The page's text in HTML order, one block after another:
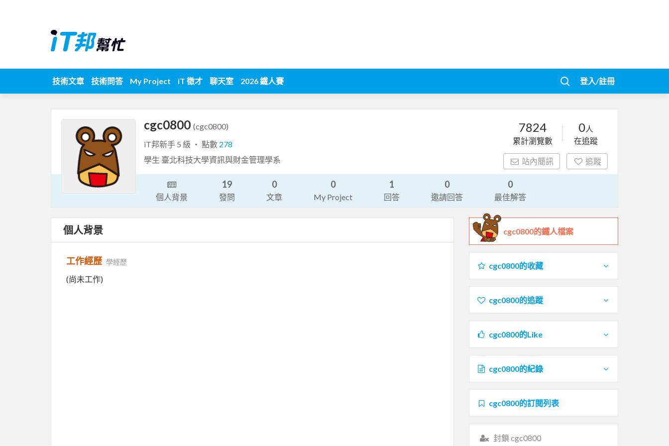
技術文章 技術問答 My Project iT 徵才 聊天室 2026 鐵人賽 登入/註冊
cgc0800 (cgc0800)
iT邦新手 5 級 ‧ 點數 278
學生 臺北科技大學資訊與財金管理學系
7824
累計瀏覽數
0人
在追蹤
站內簡訊 追蹤
個人背景
19
發問
0
文章
0
My Project
1
回答
0
邀請回答
0
最佳解答
個人背景
工作經歷 學經歷
(尚未工作)
cgc0800的鐵人檔案
cgc0800的收藏
cgc0800的追蹤
cgc0800的Like
cgc0800的紀錄
cgc0800的訂閱列表
封鎖 cgc0800